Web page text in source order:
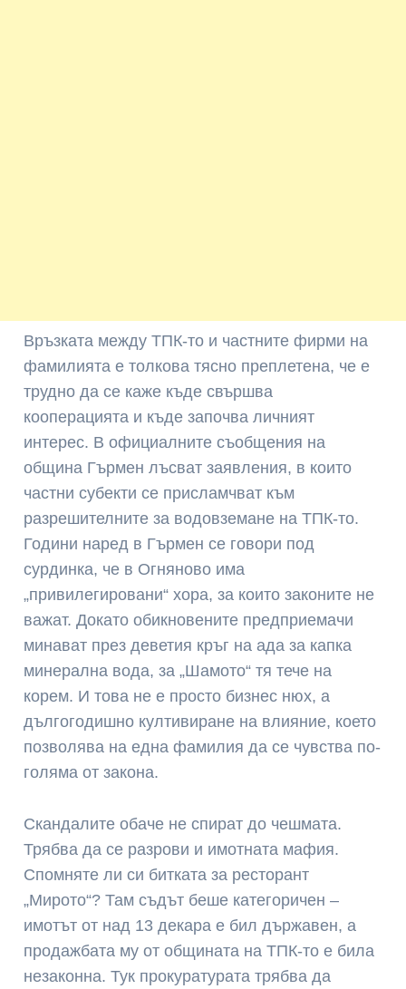
Връзката между ТПК-то и частните фирми на
фамилията е толкова тясно преплетена, че е
трудно да се каже къде свършва
кооперацията и къде започва личният
интерес. В официалните съобщения на
община Гърмен лъсват заявления, в които
частни субекти се присламчват към
разрешителните за водовземане на ТПК-то.
Години наред в Гърмен се говори под
сурдинка, че в Огняново има
„привилегировани“ хора, за които законите не
важат. Докато обикновените предприемачи
минават през деветия кръг на ада за капка
минерална вода, за „Шамото“ тя тече на
корем. И това не е просто бизнес нюх, а
дългогодишно култивиране на влияние, което
позволява на една фамилия да се чувства по-
голяма от закона.
Скандалите обаче не спират до чешмата.
Трябва да се разрови и имотната мафия.
Спомняте ли си битката за ресторант
„Мирото“? Там съдът беше категоричен –
имотът от над 13 декара е бил държавен, а
продажбата му от общината на ТПК-то е била
незаконна. Тук прокуратурата трябва да